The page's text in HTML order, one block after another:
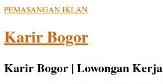
PEMASANGAN IKLAN
Karir Bogor
Karir Bogor | Lowongan